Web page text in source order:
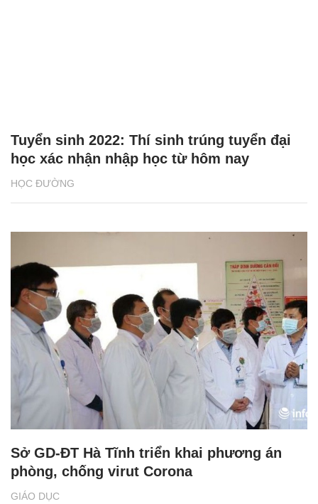
HỌC ĐƯỜNG
Tuyển sinh 2022: Thí sinh trúng tuyển đại
học xác nhận nhập học từ hôm nay
GIÁO DỤC
Sở GD-ĐT Hà Tĩnh triển khai phương án
phòng, chống virut Corona